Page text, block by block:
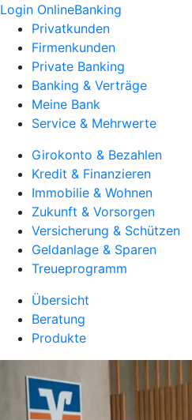
Login OnlineBanking
Privatkunden
Firmenkunden
Private Banking
Banking & Verträge
Meine Bank
Service & Mehrwerte
Girokonto & Bezahlen
Kredit & Finanzieren
Immobilie & Wohnen
Zukunft & Vorsorgen
Versicherung & Schützen
Geldanlage & Sparen
Treueprogramm
Übersicht
Beratung
Produkte